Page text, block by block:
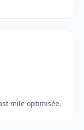
mile optimisée.